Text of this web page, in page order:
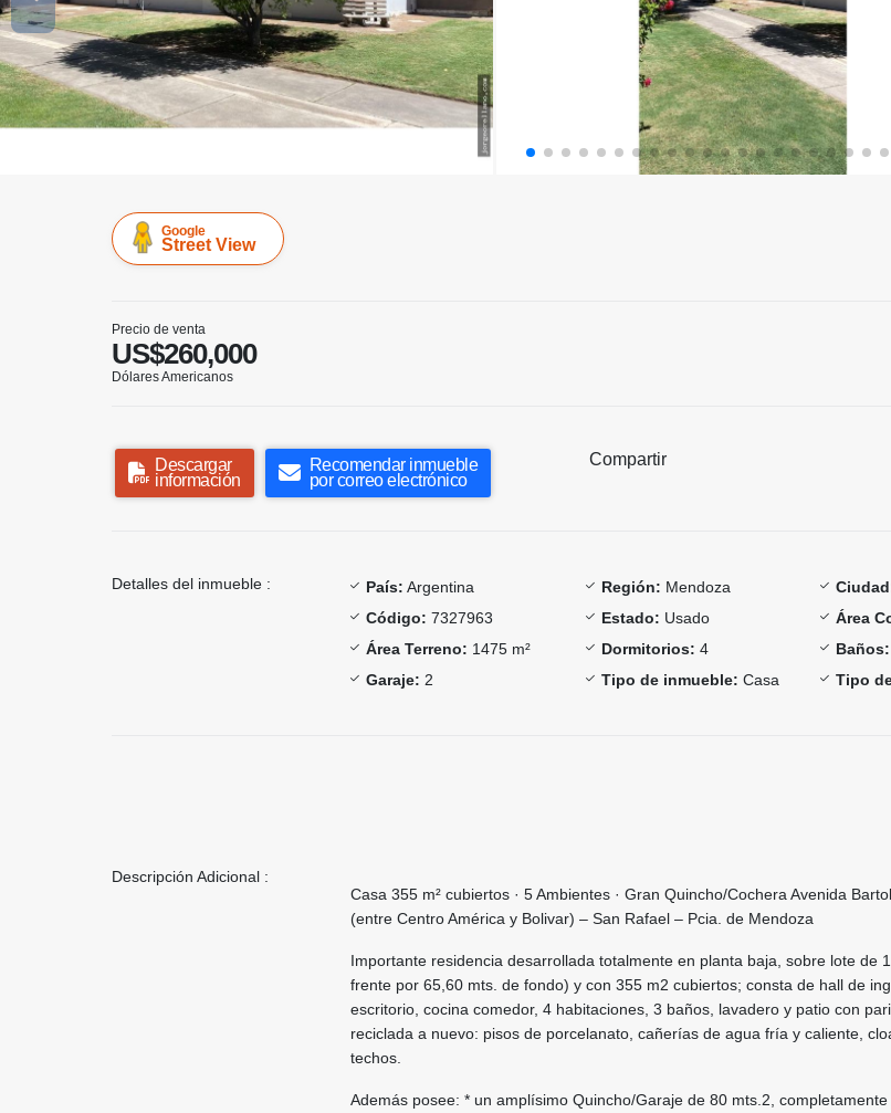
Google
Street View
Precio de venta
US$260,000
Dólares Americanos
Descargar
información
Recomendar inmueble
por correo electrónico
Compartir
Detalles del inmueble : País: Argentina Región: Mendoza
Código: 7327963 Estado: Usado Área
Área Terreno: 1475 m² Dormitorios: 4 Baños:
Garaje: 2 Tipo de inmueble: Casa Tipo
Descripción Adicional :
Casa 355 m² cubiertos · 5 Ambientes · Gran Quincho/Cochera Avenida
(entre Centro América y Bolivar) – San Rafael – Pcia. de Mendoza
Importante residencia desarrollada totalmente en planta baja, sobre lote de
frente por 65,60 mts. de fondo) y con 355 m2 cubiertos; consta de hall de
escritorio, cocina comedor, 4 habitaciones, 3 baños, lavadero y patio con
reciclada a nuevo: pisos de porcelanato, cañerías de agua fría y caliente,
techos.
Además posee: * un amplísimo Quincho/Garaje de 80 mts.2, completamente